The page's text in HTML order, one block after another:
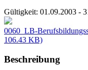
Gültigkeit: 01.09.2003 -
0060_LB-
106.43 KB)
Beschreibung